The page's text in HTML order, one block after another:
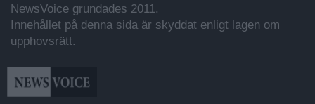
NewsVoice grundades 2011.
Innehållet på denna sida är skyddat enligt lagen om
upphovsrätt.